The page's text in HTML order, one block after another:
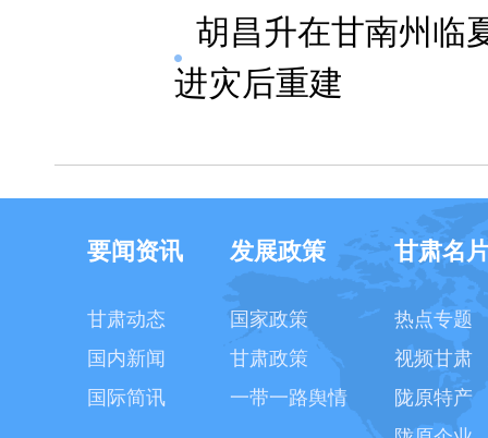
胡昌升在甘南州临
进灾后重建
要闻资讯
甘肃动态
国内新闻
国际简讯
发展政策
国家政策
甘肃政策
一带一路舆情
甘肃名
热点专题
视频甘肃
陇原特产